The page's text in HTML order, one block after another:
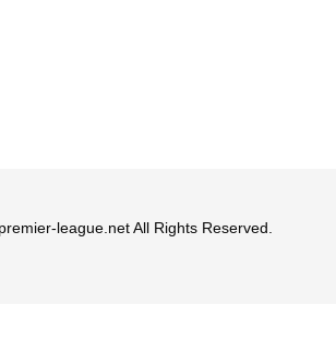
league.net All Rights Reserved.